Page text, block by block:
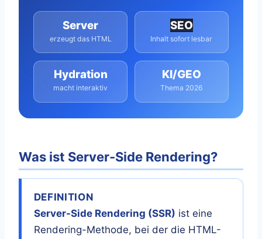
Server
erzeugt das HTML
SEO
Inhalt sofort lesbar
Hydration
macht interaktiv
KI/GEO
Thema 2026
Was ist Server-Side Rendering?
DEFINITION
Server-Side Rendering (SSR) ist eine
Rendering-Methode, bei der die HTML-